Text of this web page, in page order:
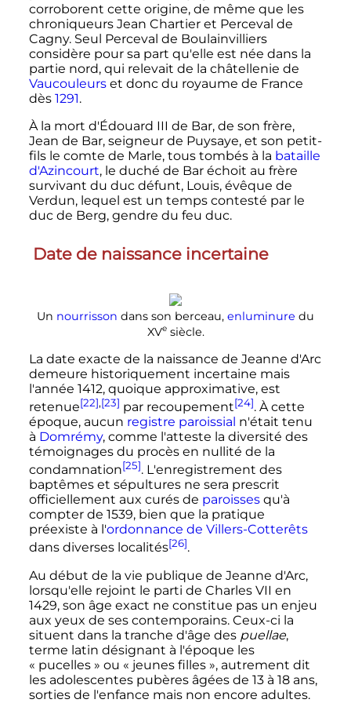
corroborent cette origine, de même que les
chroniqueurs Jean Chartier et Perceval de
Cagny. Seul Perceval de Boulainvilliers
considère pour sa part qu'elle est née dans la
partie nord, qui relevait de la châtellenie de
Vaucouleurset donc du royaume de France
dès 1291.
À la mort d'Édouard III de Bar, de son frère,
Jean de Bar, seigneur de Puysaye, et son petit-
fils le comte de Marle, tous tombés à la bataille
d'Azincourt, le duché de Bar échoit au frère
survivant du duc défunt, Louis, évêque de
Verdun, lequel est un temps contesté par le
duc de Berg, gendre du feu duc.
Date de naissance incertaine
Un nourrisson dans son berceau, enluminure du
XVe siècle.
La date exacte de la naissance de Jeanne d'Arc
demeure historiquement incertaine mais
l'année 1412, quoique approximative, est
retenue[22],[23] par recoupement[24]. À cette
époque, aucun registre paroissial n'était tenu
à Domrémy, comme l'atteste la diversité des
témoignages du procès en nullité de la
condamnation[25]. L'enregistrement des
baptêmes et sépultures ne sera prescrit
officiellement aux curés de paroissesqu'à
compter de 1539, bien que la pratique
préexiste à l'ordonnance de Villers-Cotterêts
dans diverses localités[26].
Au début de la vie publique de Jeanne d'Arc,
lorsqu'elle rejoint le parti de Charles VII en
1429, son âge exact ne constitue pas un enjeu
aux yeux de ses contemporains. Ceux-ci la
situent dans la tranche d'âge des puellae,
terme latin désignant à l'époque les
« pucelles » ou « jeunes filles », autrement dit
les adolescentes pubères âgées de 13 à 18 ans,
sorties de l'enfance mais non encore adultes.